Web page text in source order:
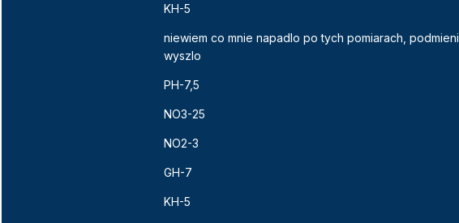
KH-5
niewiem co mnie napadlo po tych pomiarach,
wyszlo
PH-7,5
NO3-25
NO2-3
GH-7
KH-5